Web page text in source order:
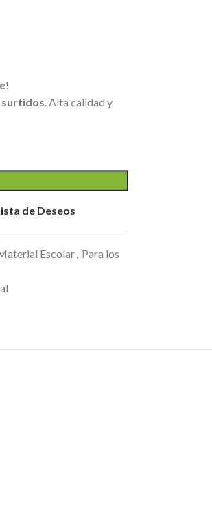
!
. Alta calidad y
de Deseos
Escolar Para los